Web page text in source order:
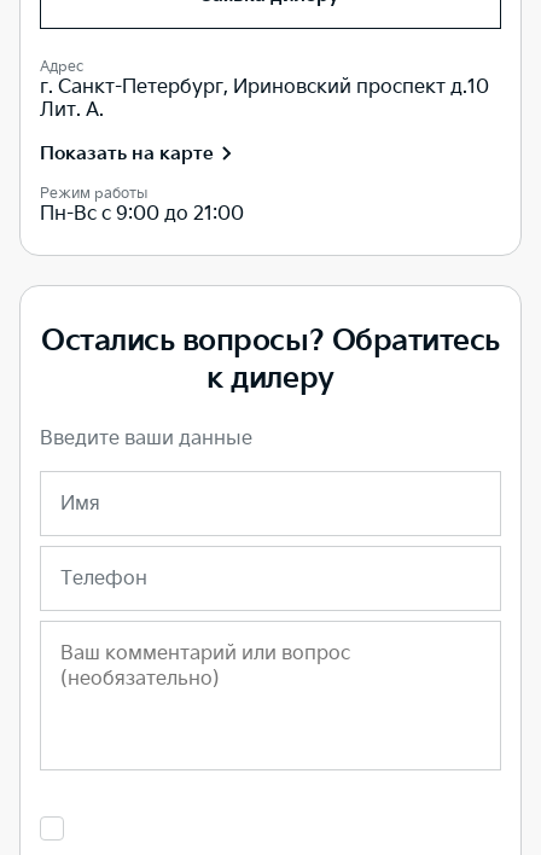
Адрес
г. Санкт-Петербург, Ириновский проспект д.10
Лит. А.
Показать на карте
Режим работы
Пн-Вс с 9:00 до 21:00
Остались вопросы? Обратитесь
к дилеру
Введите ваши данные
Имя
Телефон